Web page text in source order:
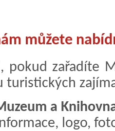
můžete
pokud zařadíte
turistických
a
logo,